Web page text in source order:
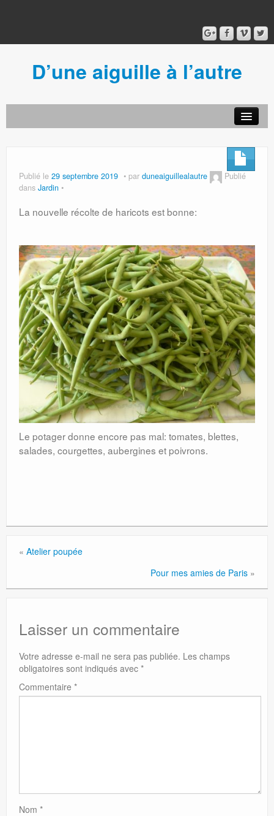
D’une aiguille à l’autre
Publié le 29 septembre 2019 par duneaiguillealautre
Publié
dans Jardin
La nouvelle récolte de haricots est bonne:
Le potager donne encore pas mal: tomates, blettes,
salades, courgettes, aubergines et poivrons.
« Atelier poupée
Pour mes amies de Paris »
Laisser un commentaire
Votre adresse e-mail ne sera pas publiée. Les champs
obligatoires sont indiqués avec *
Commentaire *
Nom *